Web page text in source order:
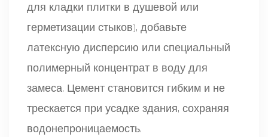
для кладки плитки в душевой или
герметизации стыков), добавьте
латексную дисперсию или специальный
полимерный концентрат в воду для
замеса. Цемент становится гибким и не
трескается при усадке здания, сохраняя
водонепроницаемость.